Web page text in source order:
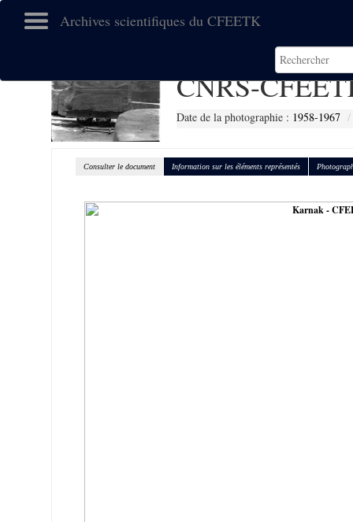
Archives scientifiques du CFEETK
CNRS-
Date de la photographie : 1958-1967
Consulter le document Information sur les éléments représentés